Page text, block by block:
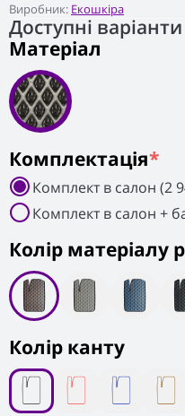
Виробник: Екошкіра
Доступні варіанти
Матеріал
Колiр матеріалу
Колір канту
Комплектація*
Комплект в салон (2
Комплект в салон +